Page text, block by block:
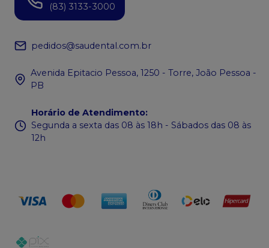
(83) 3133-3000
pedidos@saudental.com.br
Avenida Epitacio Pessoa, 1250 - Torre, João Pessoa -
PB
Horário de Atendimento:
Segunda a sexta das 08 às 18h - Sábados das 08 às
12h